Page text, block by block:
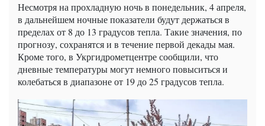
Несмотря на прохладную ночь в понедельник, 4 апреля,
в дальнейшем ночные показатели будут держаться в
пределах от 8 до 13 градусов тепла. Такие значения, по
прогнозу, сохранятся и в течение первой декады мая.
Кроме того, в Укргидрометцентре сообщили, что
дневные температуры могут немного повыситься и
колебаться в диапазоне от 19 до 25 градусов тепла.